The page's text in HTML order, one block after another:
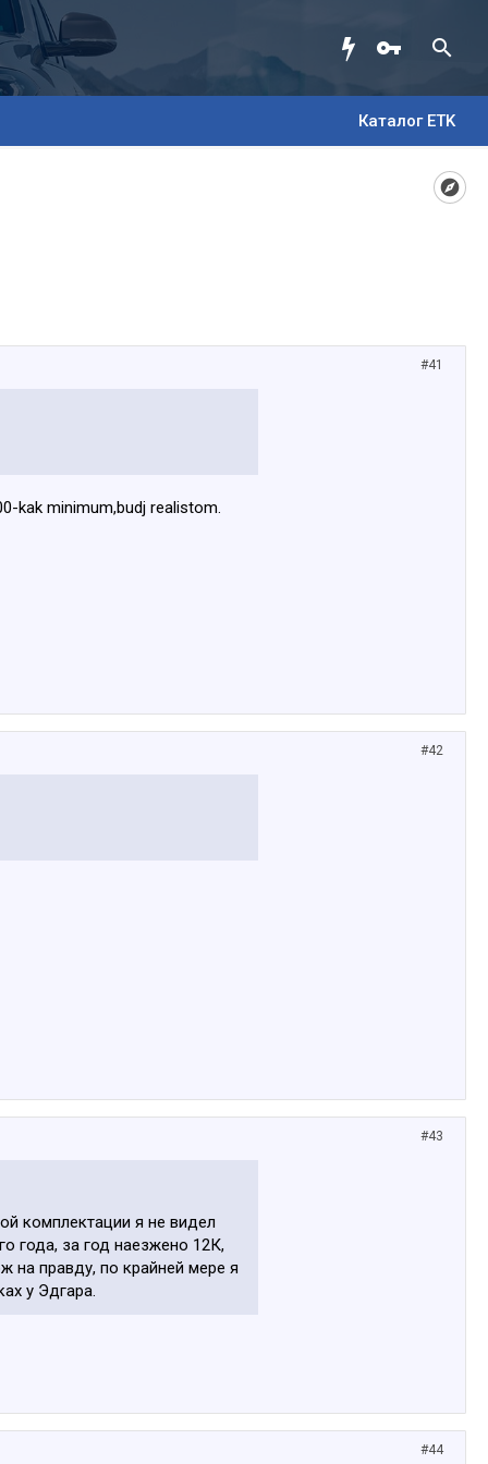
Каталог ETK
#41
kak minimum,budj realistom.
#42
#43
комплектации я не видел
года, за год наезжено 12К,
на правду, по крайней мере я
у Эдгара.
#44